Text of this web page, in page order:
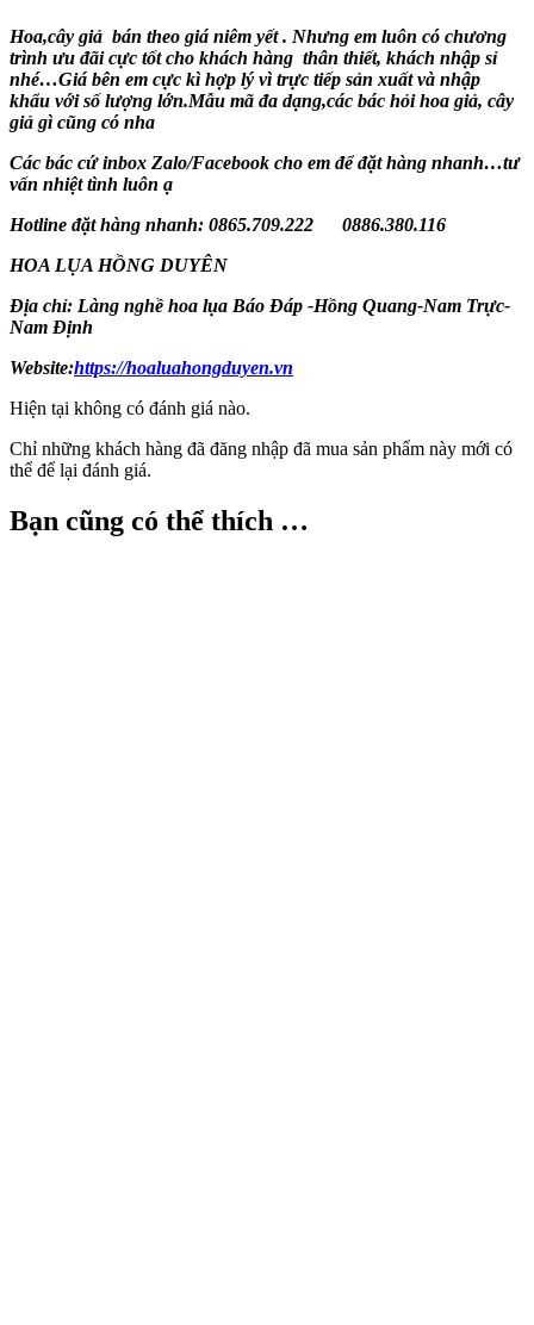
Hoa,cây giả bán theo giá niêm yết . Nhưng em luôn có chương
trình ưu đãi cực tốt cho khách hàng thân thiết, khách nhập sỉ
nhé…Giá bên em cực kì hợp lý vì trực tiếp sản xuất và nhập
khẩu với số lượng lớn.Mẫu mã đa dạng,các bác hỏi hoa giả, cây
giả gì cũng có nha
Các bác cứ inbox Zalo/Facebook cho em để đặt hàng nhanh…tư
vấn nhiệt tình luôn ạ
Hotline đặt hàng nhanh: 0865.709.222 0886.380.116
HOA LỤA HỒNG DUYÊN
Địa chỉ: Làng nghề hoa lụa Báo Đáp -Hồng Quang-Nam Trực-
Nam Định
Website:https://hoaluahongduyen.vn
Hiện tại không có đánh giá nào.
Chỉ những khách hàng đã đăng nhập đã mua sản phẩm này mới có
thể để lại đánh giá.
Bạn cũng có thể thích …